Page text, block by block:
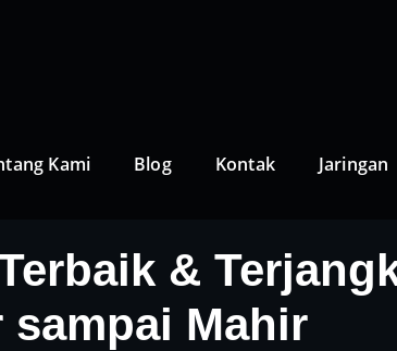
Kami Blog Kontak Jaringan
&
sampai Mahir